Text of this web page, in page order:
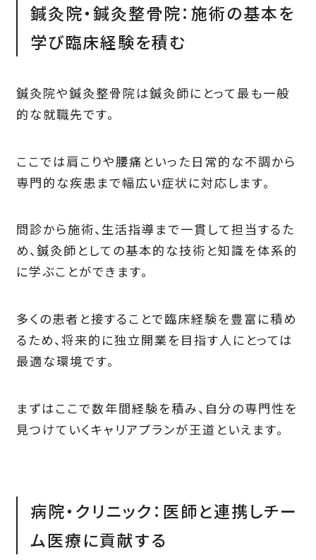
鍼灸院・鍼灸整骨院：施術の基本を
学び臨床経験を積む
鍼灸院や鍼灸整骨院は鍼灸師にとって最も一般
的な就職先です。
ここでは肩こりや腰痛といった日常的な不調から
専門的な疾患まで幅広い症状に対応します。
問診から施術、生活指導まで一貫して担当するた
め、鍼灸師としての基本的な技術と知識を体系的
に学ぶことができます。
多くの患者と接することで臨床経験を豊富に積め
るため、将来的に独立開業を目指す人にとっては
最適な環境です。
まずはここで数年間経験を積み、自分の専門性を
見つけていくキャリアプランが王道といえます。
病院・クリニック：医師と連携しチー
ム医療に貢献する